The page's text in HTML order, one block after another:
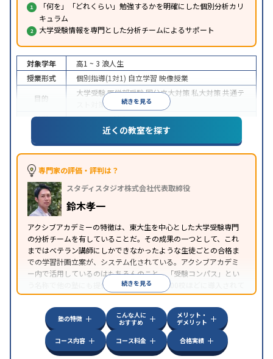
「何を」「どれくらい」勉強するかを明確にした個別分析カリ
キュラム
大学受験情報を専門とした分析チームによるサポート
続きを見る
対象学年 高1 ~ 3 浪人生
授業形式
個別指導(1対1) 自立学習 映像授業
目的
大学受験医学部受験国公立大対策 私大対策共通テ
スト対策
特徴
オンライン対応
近くの教室を探す
専門家の評価・評判は？
スタディスタジオ株式会社代表取締役
鈴木孝一
アクシブアカデミーの特徴は、東大生を中心とした大学受験専門
の分析チームを有していることだ。その成果の一つとして、これ
まではベテラン講師にしかできなかったような生徒ごとの合格ま
での学習計画立案が、システム化されている。アクシブアカデミ
ー内で活用しているのはもちろんのこと、「受験コンパス」とい
う名称で他の塾にも提供されていて、全国700校ほどに導入されて
いる。他塾にも頼られる情報力はお墨付きだ。
続きを見る
塾の特徴
こんな人に
おすすめ
メリット・
デメリット
コース内容
コース料金 合格実績